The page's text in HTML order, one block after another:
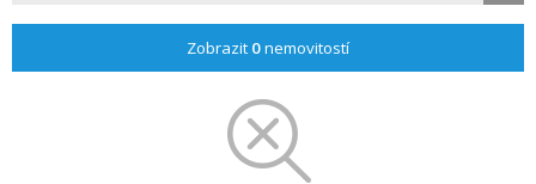
Zobrazit 0nemovitostí